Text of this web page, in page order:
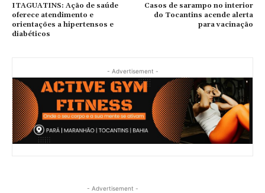
ITAGUATINS: Ação de saúde
oferece atendimento e
orientações a hipertensos e
diabéticos
Casos de sarampo no interior
do Tocantins acende alerta
para vacinação
- Advertisement -
- Advertisement -